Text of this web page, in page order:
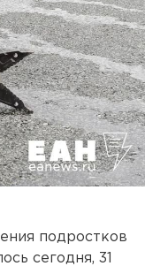
подростков
сегодня, 31